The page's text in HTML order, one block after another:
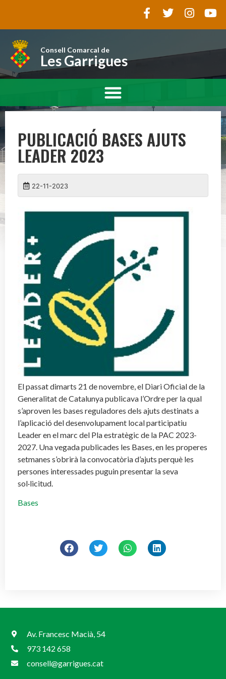
Consell Comarcal de
Les Garrigues
PUBLICACIÓ BASES AJUTS
LEADER 2023
22-11-2023
El passat dimarts 21 de novembre, el Diari Oficial de la
Generalitat de Catalunya publicava l’Ordre per la qual
s’aproven les bases reguladores dels ajuts destinats a
l’aplicació del desenvolupament local participatiu
Leader en el marc del Pla estratègic de la PAC 2023-
2027. Una vegada publicades les Bases, en les properes
setmanes s’obrirà la convocatòria d’ajuts perquè les
persones interessades puguin presentar la seva
sol·licitud.
Bases
Av. Francesc Macià, 54
973 142 658
consell@garrigues.cat